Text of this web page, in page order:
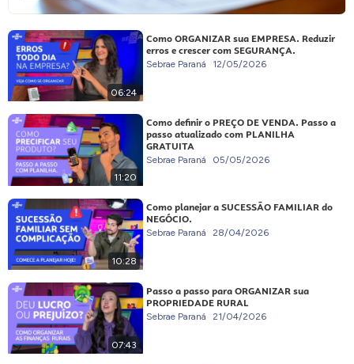
06:24
Como ORGANIZAR sua EMPRESA. Reduzir
erros e crescer com SEGURANÇA.
Sebrae Paraná 12/05/2026
11:20
Como definir o PREÇO DE VENDA. Passo a
passo atualizado com PLANILHA
GRATUITA
Sebrae Paraná 05/05/2026
10:28
Como planejar a SUCESSÃO FAMILIAR do
NEGÓCIO.
Sebrae Paraná 28/04/2026
07:43
Passo a passo para ORGANIZAR sua
PROPRIEDADE RURAL
Sebrae Paraná 21/04/2026